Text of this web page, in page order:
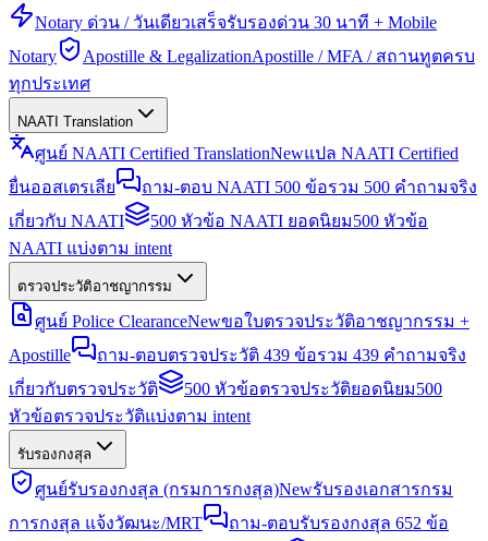
Notary ด่วน / วันเดียวเสร็จรับรองด่วน 30 นาที + Mobile
Notary
Apostille & LegalizationApostille / MFA / สถานทูตครบ
ทุกประเทศ
NAATI Translation
ศูนย์ NAATI Certified TranslationNewแปล NAATI Certified
ยื่นออสเตรเลีย
ถาม-ตอบ NAATI 500 ข้อรวม 500 คำถามจริง
เกี่ยวกับ NAATI
500 หัวข้อ NAATI ยอดนิยม500 หัวข้อ
NAATI แบ่งตาม intent
ตรวจประวัติอาชญากรรม
ศูนย์ Police ClearanceNewขอใบตรวจประวัติอาชญากรรม +
Apostille
ถาม-ตอบตรวจประวัติ 439 ข้อรวม 439 คำถามจริง
เกี่ยวกับตรวจประวัติ
500 หัวข้อตรวจประวัติยอดนิยม500
หัวข้อตรวจประวัติแบ่งตาม intent
รับรองกงสุล
ศูนย์รับรองกงสุล (กรมการกงสุล)Newรับรองเอกสารกรม
การกงสุล แจ้งวัฒนะ/MRT
ถาม-ตอบรับรองกงสุล 652 ข้อ